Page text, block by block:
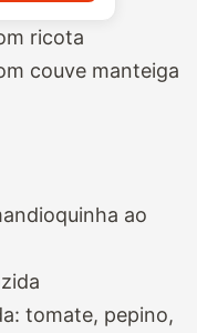
ricota
couve manteiga
ao
tomate, pepino,